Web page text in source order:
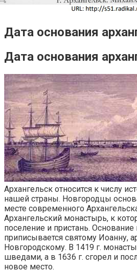
Дата основания
Дата основания
Архангельск относится к числу
нашей страны. Новгородцы
месте современного
Архангельский монастырь, к
поселение и пристань.
приписывается святому Иоанну,
Новгородскому. В 1419 г.
шведами, а в 1636 г. сгорел и
новое место.